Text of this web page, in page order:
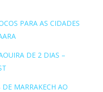
PARA AS CIDADES
DE 2 DIAS –
MARRAKECH AO